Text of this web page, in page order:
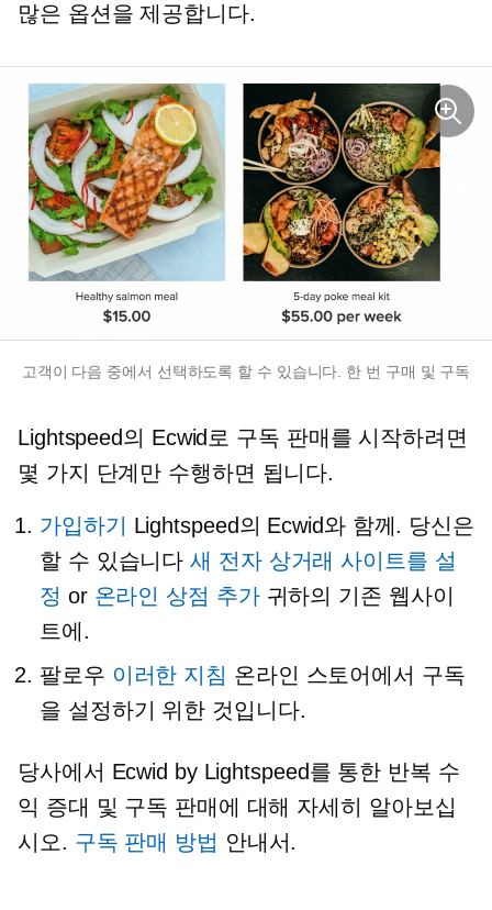
많은 옵션을 제공합니다.
고객이 다음 중에서 선택하도록 할 수 있습니다. 한 번 구매 및 구독
Lightspeed의 Ecwid로 구독 판매를 시작하려면
몇 가지 단계만 수행하면 됩니다.
가입하기
Lightspeed의 Ecwid와 함께. 당신은
할 수 있습니다새 전자 상거래 사이트를 설
정 or 온라인 상점 추가귀하의 기존 웹사이
트에.
팔로우 이러한 지침 온라인 스토어에서 구독
을 설정하기 위한 것입니다.
당사에서 Ecwid by Lightspeed를 통한 반복 수
익 증대 및 구독 판매에 대해 자세히 알아보십
시오. 구독 판매 방법 안내서.